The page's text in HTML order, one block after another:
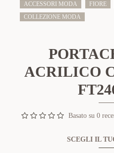
ACCESSORI MODA
FIORE
COLLEZIONE MODA
ACRILICO
Basato su 0
SCEGLI IL